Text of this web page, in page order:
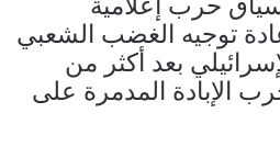
توجيه الغضب الشعبي
بعد أكثر من
الإبادة المدمرة على